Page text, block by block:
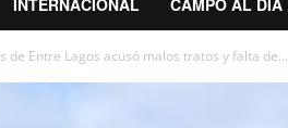
INTERNACIONAL CAMPO AL DÍA
de Entre Lagos acusó malos tratos y falta de...